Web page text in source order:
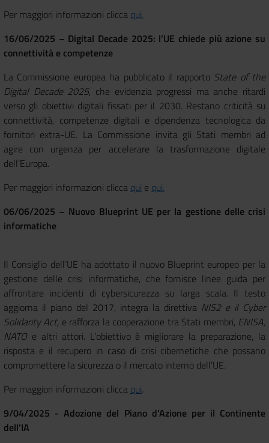
Per maggiori informazioni clicca qui.
16/06/2025 – Digital Decade 2025: l’UE chiede più azione su
connettività e competenze
La Commissione europea ha pubblicato il rapportoState of the
Digital Decade 2025, che evidenzia progressi ma anche ritardi
verso gli obiettivi digitali fissati per il 2030. Restano criticità su
connettività, competenze digitali e dipendenza tecnologica da
fornitori extra-UE. La Commissione invita gli Stati membri ad
agire con urgenza per accelerare la trasformazione digitale
dell’Europa.
Per maggiori informazioni clicca qui e qui.
06/06/2025 – Nuovo Blueprint UE per la gestione delle crisi
informatiche
Il Consiglio dell’UE ha adottato il nuovo Blueprint europeo per la
gestione delle crisi informatiche, che fornisce linee guida per
affrontare incidenti di cybersicurezza su larga scala. Il testo
aggiorna il piano del 2017, integra la direttiva NIS2 e il Cyber
Solidarity Act, e rafforza la cooperazione tra Stati membri, ENISA,
NATO e altri attori. L’obiettivo è migliorare la preparazione, la
risposta e il recupero in caso di crisi cibernetiche che possano
compromettere la sicurezza o il mercato interno dell’UE.
Per maggiori informazioni clicca qui.
9/04/2025 - Adozione del Piano d’Azione per il Continente
dell’IA